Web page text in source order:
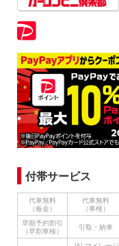
付帯サービス
代車無料
（板金）
代車無料
（車検）
早期予約割引
（早割車検）
引取・納車